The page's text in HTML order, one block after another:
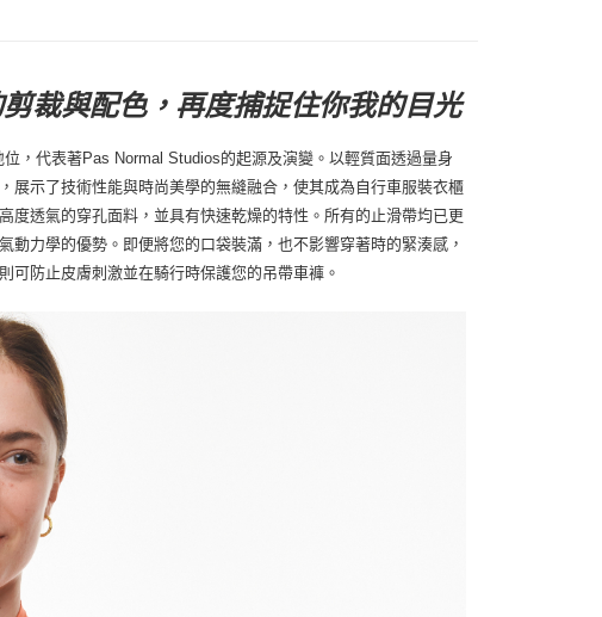
裁與配色，再度捕捉住你我的目光
，代表著Pas Normal Studios的起源及演變。以輕質面透過量身
展示了技術性能與時尚美學的無縫融合，使其成為自行車服裝衣櫃
度透氣的穿孔面料，並具有快速乾燥的特性。所有的止滑帶均已更
力學的優勢。即便將您的口袋裝滿，也不影響穿著時的緊湊感，
可防止皮膚刺激並在騎行時保護您的吊帶車褲。